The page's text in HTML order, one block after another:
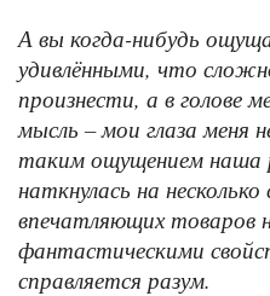
А вы когда-нибудь
удивлёнными, что
произнести, а в голове
мысль – мои глаза меня
таким ощущением наша
наткнулась на
впечатляющих товаров
фантастическими
справляется разум.